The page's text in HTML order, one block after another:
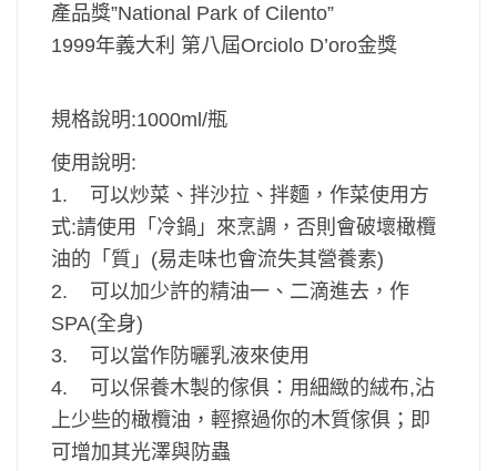
產品獎”National Park of Cilento”
1999年義大利 第八屆Orciolo D’oro金獎
規格說明:1000ml/瓶
使用說明:
1. 可以炒菜、拌沙拉、拌麵， 作菜使用方
式:請使用「冷鍋」來烹調，否則會破壞橄欖
油的「質」(易走味也會流失其營養素)
2. 可以加少許的精油一、二滴進去，作
SPA(全身)
3. 可以當作防曬乳液來使用
4. 可以保養木製的傢俱：用細緻的絨布,沾
上少些的橄欖油，輕擦過你的木質傢俱；即
可增加其光澤與防蟲